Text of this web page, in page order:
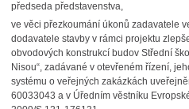
předseda představenstva,
ve věci přezkoumání úkonů zadavatele
dodavatele stavby v rámci projektu
obvodových konstrukcí budov Střední
Nisou“, zadávané v otevřeném řízení,
systému o veřejných zakázkách
60033043 a v Úředním věstníku